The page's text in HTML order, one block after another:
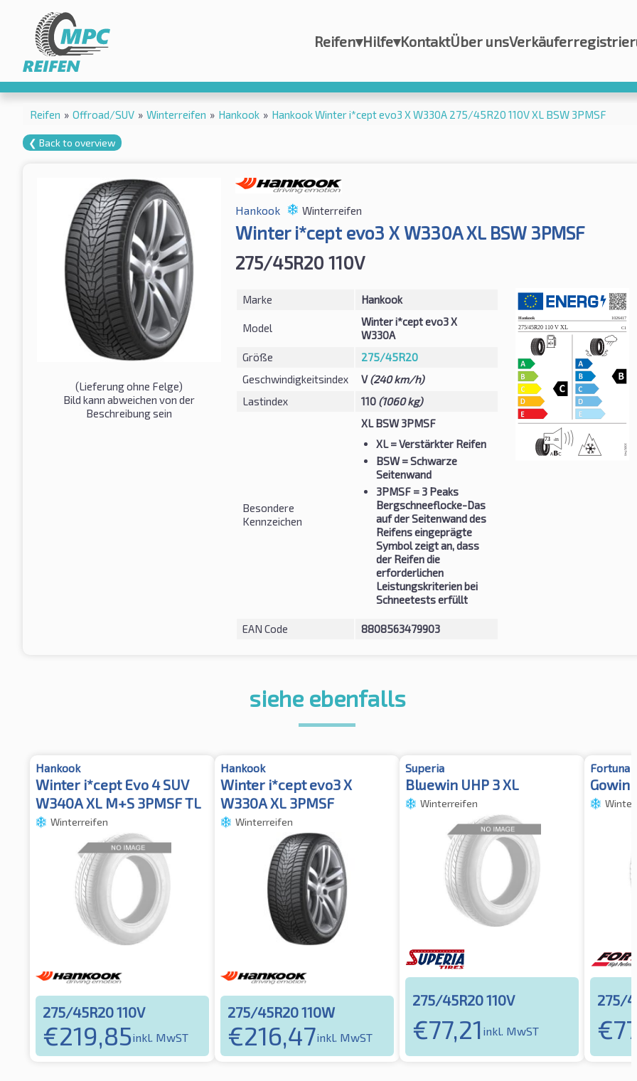
Reifen▾Hilfe▾KontaktÜber uns
Reifen » Offroad/SUV » Winterreifen » Hankook » Hankook Winter i*cept evo3 X W330A 275/45R20 110V XL BSW 3PMSF
❮ Back to overview
(Lieferung ohne Felge)
Bild kann abweichen von der
Beschreibung sein
Hankook Winterreifen
Winter i*cept evo3 X W330A XL BSW 3PMSF
275/45R20 110V
Marke Hankook
Model
Winter i*cept evo3 X
W330A
Größe
275/45R20
Geschwindigkeitsindex
V(240 km/h)
Lastindex
110 (1060 kg)
Besondere
Kennzeichen
XL BSW 3PMSF
XL= Verstärkter Reifen
BSW= Schwarze
Seitenwand
3PMSF= 3 Peaks
Bergschneeflocke-Das
auf der Seitenwand des
Reifens eingeprägte
Symbol zeigt an, dass
der Reifen die
erforderlichen
Leistungskriterien bei
Schneetests erfüllt
EAN Code 8808563479903
siehe ebenfalls
Hankook
Winter i*cept Evo 4 SUV
W340A XL M+S 3PMSF TL
Winterreifen
275/45R20 110V
€219,85inkl. MwST
Hankook
Winter i*cept evo3 X
W330A XL 3PMSF
Winterreifen
275/45R20 110W
€216,47inkl. MwST
Superia
Bluewin UHP 3 XL
Winterreifen
275/45R20 110V
€77,21 inkl. MwST
Fortuna
Gowin
275/
€